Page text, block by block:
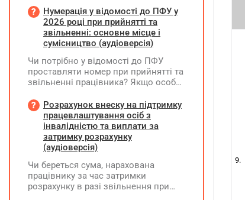
9.
збереження заробітної плати під час
призупинення діяльності
підприємства?
Нумерація у відомості до ПФУ у
2026 році при прийнятті та
звільненні: основне місце і
сумісництво (аудіоверсія)
Чи потрібно у відомості до ПФУ
проставляти номер при прийнятті та
звільненні працівника? Якщо особа
місцем роботи та за сумісництвом,
чи рахується це як два роботодавці?
Розрахунок внеску на підтримку
працевлаштування осіб з
інвалідністю та виплати за
затримку розрахунку
(аудіоверсія)
Чи береться сума, нарахована
працівнику за час затримки
розрахунку в разі звільнення при